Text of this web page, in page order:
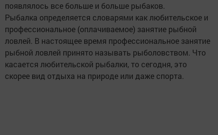
появлялось все больше и больше рыбаков.
Рыбалка определяется словарями как любительское и
профессиональное (оплачиваемое) занятие рыбной
ловлей. В настоящее время профессиональное занятие
рыбной ловлей принято называть рыболовством. Что
касается любительской рыбалки, то сегодня, это
скорее вид отдыха на природе или даже спорта.